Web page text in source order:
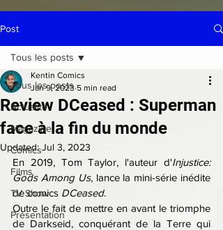
Post
Tous les posts
Actualité
Magazine
Comics
Films
TV Show
Présentation
Tous les posts
Review DCeased : Superman
face à la fin du monde
Kentin Comics
Jan 9, 2023 5 min read
Updated:Jul 3, 2023
En 2019, Tom Taylor, l'auteur d'Injustice:
Gods Among Us, lance la mini-série inédite
de comics DCeased.
Outre le fait de mettre en avant le triomphe
de Darkseid, conquérant de la Terre qui